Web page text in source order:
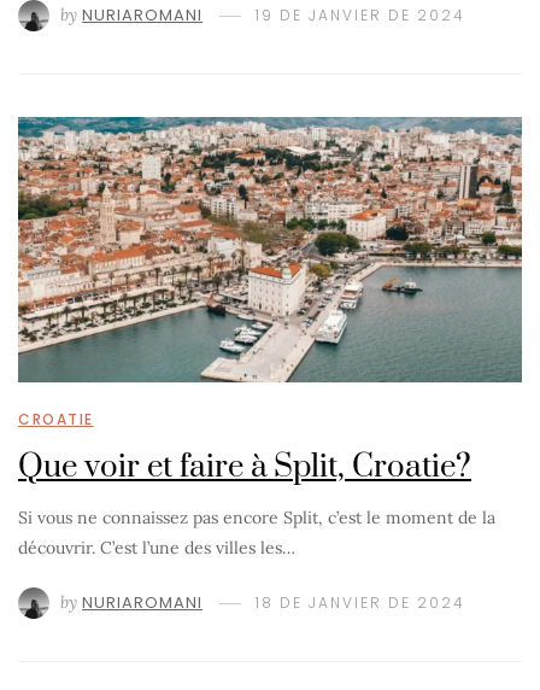
by NURIAROMANI 19 DE JANVIER DE 2024
CROATIE
Que voir et faire à Split, Croatie?
Si vous ne connaissez pas encore Split, c’est le moment de la
découvrir. C’est l’une des villes les…
by NURIAROMANI 18 DE JANVIER DE 2024